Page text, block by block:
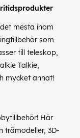
mesta inom
som
till teleskop,
Talkie,
mycket annat!
Här
trämodeller, 3D-